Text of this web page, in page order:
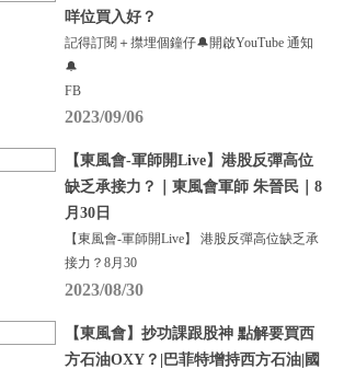
咩位買入好？
記得訂閱＋㩒埋個鐘仔🔔開啟YouTube 通知
🔔
FB
2023/09/06
【東風會-軍師開Live】港股反彈高位
缺乏承接力？｜東風會軍師 朱晉民｜8
月30日
【東風會-軍師開Live】 港股反彈高位缺乏承
接力？8月30
2023/08/30
【東風會】抄功課跟股神 點解要買西
方石油OXY？|巴菲特增持西方石油|國